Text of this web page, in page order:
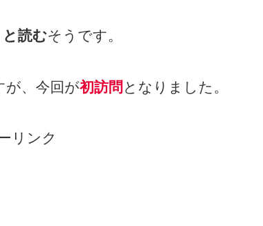
と読むそうです。
が、今回が初訪問 となりました。
リンク